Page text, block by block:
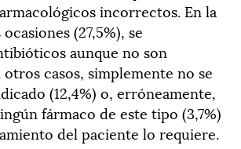
incorrectos. En la
(27,5%), se
aunque no son
otros casos, simplemente no se
(12,4%) o, erróneamente,
fármaco de este tipo (3,7%)
del paciente lo requiere.